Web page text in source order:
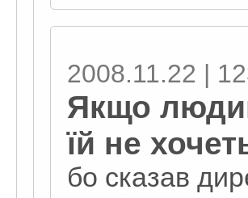
2008.11.22 |
Якщо
їй не
бо сказав